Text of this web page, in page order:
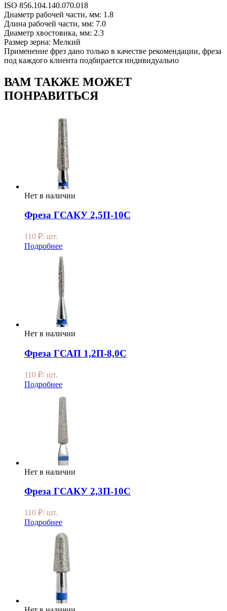
ISO 856.104.140.070.018
Диаметр рабочей части, мм: 1.8
Длина рабочей части, мм: 7.0
Диаметр хвостовика, мм: 2.3
Размер зерна: Мелкий
Применение фрез дано только в качестве рекомендации, фреза
под каждого клиента подбирается индивидуально
ВАМ ТАКЖЕ МОЖЕТ
ПОНРАВИТЬСЯ
Нет в наличии
Фреза ГСАКУ 2,5П-10С
110 ₽/ шт.
Подробнее
Нет в наличии
Фреза ГСАП 1,2П-8,0С
110 ₽/ шт.
Подробнее
Нет в наличии
Фреза ГСАКУ 2,3П-10С
110 ₽/ шт.
Подробнее